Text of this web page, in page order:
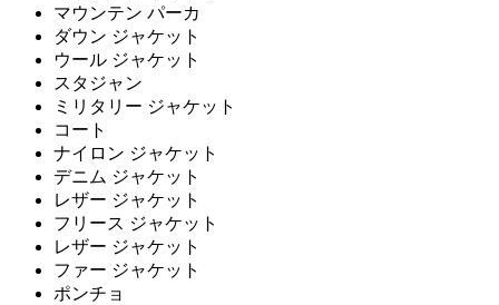
マウンテン パーカ
ダウン ジャケット
ウール ジャケット
スタジャン
ミリタリー ジャケット
コート
ナイロン ジャケット
デニム ジャケット
レザー ジャケット
フリース ジャケット
レザー ジャケット
ファー ジャケット
ポンチョ